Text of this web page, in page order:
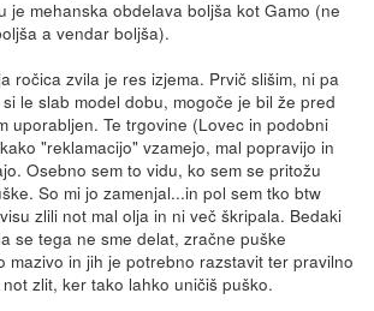
je mehanska obdelava boljša kot Gamo (ne
a vendar boljša).
ročica zvila je res izjema. Prvič slišim, ni pa
le slab model dobu, mogoče je bil že pred
uporabljen. Te trgovine (Lovec in podobni
"reklamacijo" vzamejo, mal popravijo in
Osebno sem to vidu, ko sem se pritožu
So mi jo zamenjal...in pol sem tko btw
zlili not mal olja in ni več škripala. Bedaki
se tega ne sme delat, zračne puške
mazivo in jih je potrebno razstavit ter pravilno
zlit, ker tako lahko uničiš puško.